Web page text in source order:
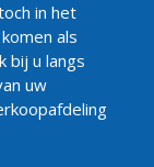
in het
als
bij u langs
uw